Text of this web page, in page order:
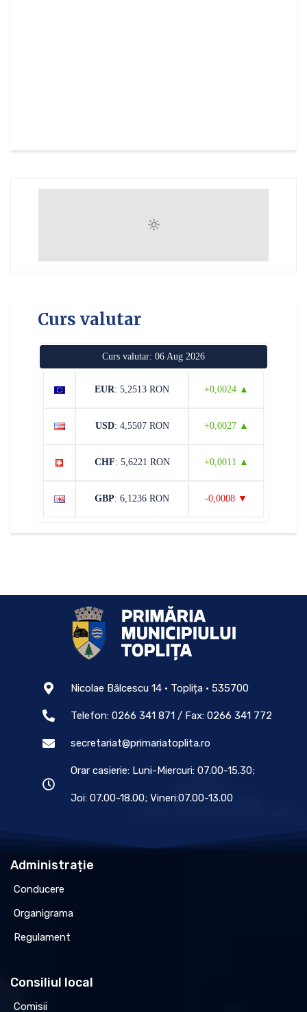
Curs valutar
Curs valutar: 06 Aug 2026
EUR: 5,2513 RON +0,0024 ▲
USD: 4,5507 RON +0,0027 ▲
CHF: 5,6221 RON +0,0011 ▲
GBP: 6,1236 RON -0,0008 ▼
Nicolae Bălcescu 14 • Toplița • 535700
Telefon: 0266 341 871 / Fax: 0266 341 772
secretariat@primariatoplita.ro
Orar casierie: Luni-Miercuri: 07.00-15.30;
Joi: 07.00-18.00; Vineri:07.00-13.00
Administrație
Conducere
Organigrama
Regulament
Consiliul local
Comisii